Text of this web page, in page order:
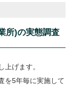
所)の実態調査
げます。
を5年毎に実施して